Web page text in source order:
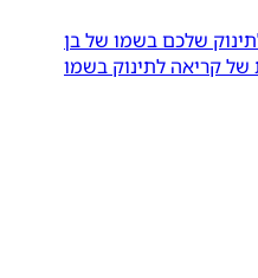
שלכם בשמו של בן
קריאה לתינוק בשמו